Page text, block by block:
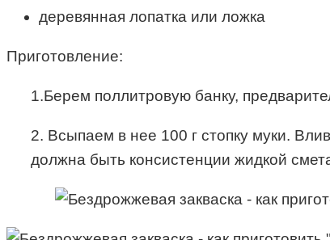
деревянная лопатка или ложка
Приготовление:
1.Берем поллитровую банку,
2. Всыпаем в нее 100 г стопку муки.
должна быть консистенции жидкой